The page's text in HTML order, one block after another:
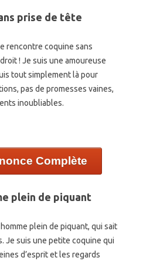
prise de tête
rencontre coquine sans
! Je suis une amoureuse
tout simplement là pour
pas de promesses vaines,
inoubliables.
Complète
plein de piquant
plein de piquant, qui sait
Je suis une petite coquine qui
d’esprit et les regards